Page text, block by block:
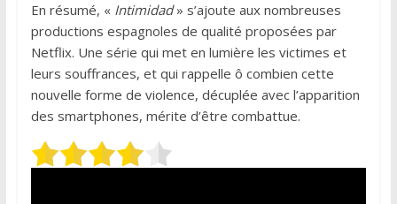
En résumé, « Intimidad» s’ajoute aux nombreuses
productions espagnoles de qualité proposées par
Netflix. Une série qui met en lumière les victimes et
leurs souffrances, et qui rappelle ô combien cette
nouvelle forme de violence, décuplée avec l’apparition
des smartphones, mérite d’être combattue.